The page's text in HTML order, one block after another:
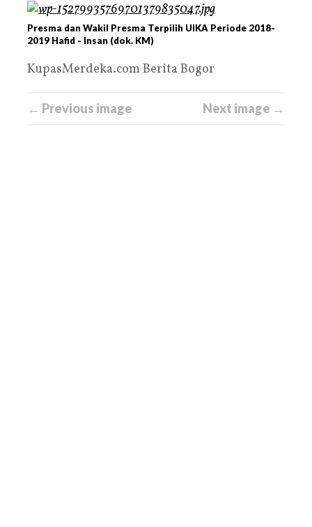
Presma dan Wakil Presma Terpilih UIKA Periode 2018-
2019 Hafid - Insan (dok. KM)
KupasMerdeka.com Berita Bogor
← Previous image Next image →